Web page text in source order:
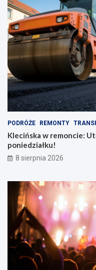
PODRÓŻE REMONTY
Klecińska w remoncie:
poniedziałku!
8 sierpnia 2026